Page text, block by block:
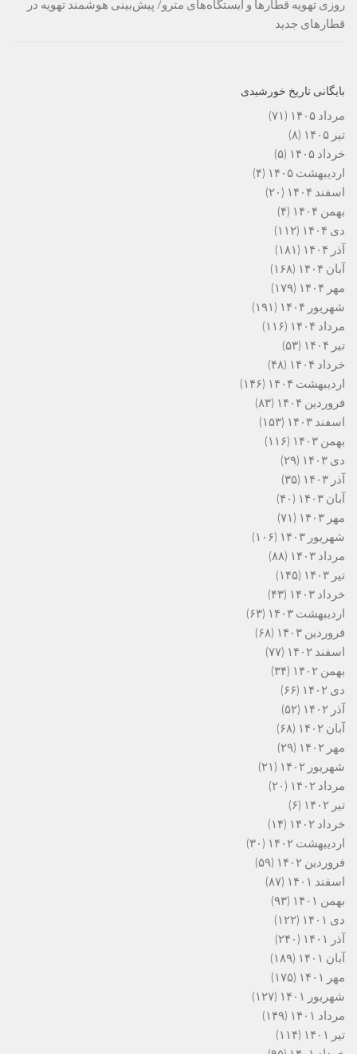
روزی تهویه قطارها و ایستگاه‌های مترو/ پیش‌بینی هوشمند تهویه در
قطارهای جدید
بایگانی تاریخ خورشیدی
مرداد ۱۴۰۵
(۷۱)
تیر ۱۴۰۵
(۸)
خرداد ۱۴۰۵
(۵)
اردیبهشت ۱۴۰۵
(۴)
اسفند ۱۴۰۴
(۲۰)
بهمن ۱۴۰۴
(۴)
دی ۱۴۰۴
(۱۱۲)
آذر ۱۴۰۴
(۱۸۱)
آبان ۱۴۰۴
(۱۶۸)
مهر ۱۴۰۴
(۱۷۹)
شهریور ۱۴۰۴
(۱۹۱)
مرداد ۱۴۰۴
(۱۱۶)
تیر ۱۴۰۴
(۵۳)
خرداد ۱۴۰۴
(۴۸)
اردیبهشت ۱۴۰۴
(۱۴۶)
فروردین ۱۴۰۴
(۸۳)
اسفند ۱۴۰۳
(۱۵۳)
بهمن ۱۴۰۳
(۱۱۶)
دی ۱۴۰۳
(۲۹)
آذر ۱۴۰۳
(۳۵)
آبان ۱۴۰۳
(۴۰)
مهر ۱۴۰۳
(۷۱)
شهریور ۱۴۰۳
(۱۰۶)
مرداد ۱۴۰۳
(۸۸)
تیر ۱۴۰۳
(۱۴۵)
خرداد ۱۴۰۳
(۴۳)
اردیبهشت ۱۴۰۳
(۶۳)
فروردین ۱۴۰۳
(۶۸)
اسفند ۱۴۰۲
(۷۷)
بهمن ۱۴۰۲
(۳۴)
دی ۱۴۰۲
(۶۶)
آذر ۱۴۰۲
(۵۲)
آبان ۱۴۰۲
(۶۸)
مهر ۱۴۰۲
(۲۹)
شهریور ۱۴۰۲
(۲۱)
مرداد ۱۴۰۲
(۲۰)
تیر ۱۴۰۲
(۶)
خرداد ۱۴۰۲
(۱۴)
اردیبهشت ۱۴۰۲
(۳۰)
فروردین ۱۴۰۲
(۵۹)
اسفند ۱۴۰۱
(۸۷)
بهمن ۱۴۰۱
(۹۳)
دی ۱۴۰۱
(۱۲۲)
آذر ۱۴۰۱
(۲۴۰)
آبان ۱۴۰۱
(۱۸۹)
مهر ۱۴۰۱
(۱۷۵)
شهریور ۱۴۰۱
(۱۲۷)
مرداد ۱۴۰۱
(۱۴۹)
تیر ۱۴۰۱
(۱۱۴)